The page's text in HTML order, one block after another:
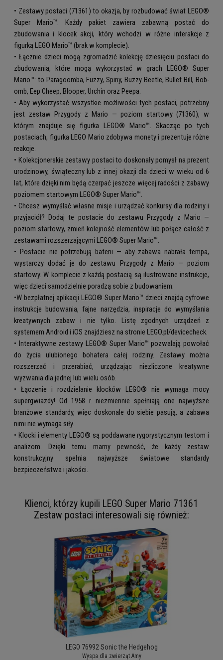
• Zestawy postaci (71361) to okazja, by rozbudować świat LEGO®
Super Mario™. Każdy pakiet zawiera zabawną postać do
zbudowania i klocek akcji, który wchodzi w różne interakcje z
figurką LEGO Mario™ (brak w komplecie).
• Łącznie dzieci mogą zgromadzić kolekcję dziesięciu postaci do
zbudowania, które mogą wykorzystać w grach LEGO® Super
Mario™: to Paragoomba, Fuzzy, Spiny, Buzzy Beetle, Bullet Bill, Bob-
omb, Eep Cheep, Blooper, Urchin oraz Peepa.
• Aby wykorzystać wszystkie możliwości tych postaci, potrzebny
jest zestaw Przygody z Mario — poziom startowy (71360), w
którym znajduje się figurka LEGO® Mario™. Skacząc po tych
postaciach, figurka LEGO Mario zdobywa monety i prezentuje różne
reakcje.
• Kolekcjonerskie zestawy postaci to doskonały pomysł na prezent
urodzinowy, świąteczny lub z innej okazji dla dzieci w wieku od 6
lat, które dzięki nim będą czerpać jeszcze więcej radości z zabawy
poziomem startowym LEGO® Super Mario™.
• Chcesz wymyślać własne misje i urządzać konkursy dla rodziny i
przyjaciół? Dodaj te postacie do zestawu Przygody z Mario —
poziom startowy, zmień kolejność elementów lub połącz całość z
zestawami rozszerzającymi LEGO® Super Mario™.
• Postacie nie potrzebują baterii — aby zabawa nabrała tempa,
wystarczy dodać je do zestawu Przygody z Mario — poziom
startowy. W komplecie z każdą postacią są ilustrowane instrukcje,
więc dzieci samodzielnie poradzą sobie z budowaniem.
•W bezpłatnej aplikacji LEGO® Super Mario™ dzieci znajdą cyfrowe
instrukcje budowania, fajne narzędzia, inspiracje do wymyślania
kreatywnych zabaw i nie tylko. Listę zgodnych urządzeń z
systemem Android i iOS znajdziesz na stronie LEGO.pl/devicecheck.
• Interaktywne zestawy LEGO® Super Mario™ pozwalają powołać
do życia ulubionego bohatera całej rodziny. Zestawy można
rozszerzać i przerabiać, urządzając niezliczone kreatywne
wyzwania dla jednej lub wielu osób.
• Łączenie i rozdzielanie klocków LEGO® nie wymaga mocy
supergwiazdy! Od 1958 r. niezmiennie spełniają one najwyższe
branżowe standardy, więc doskonale do siebie pasują, a zabawa
nimi nie wymaga siły.
• Klocki i elementy LEGO® są poddawane rygorystycznym testom i
analizom. Dzięki temu mamy pewność, że każdy zestaw
konstrukcyjny spełnia najwyższe światowe standardy
bezpieczeństwa i jakości.
Klienci, którzy kupili LEGO Super Mario 71361
Zestaw postaci interesowali się również:
LEGO 76992 Sonic the Hedgehog
Wyspa dla zwierząt Amy